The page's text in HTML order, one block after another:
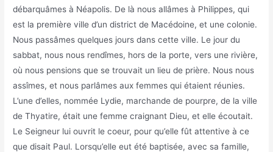
débarquâmes à Néapolis. De là nous allâmes à Philippes, qui
est la première ville d’un district de Macédoine, et une colonie.
Nous passâmes quelques jours dans cette ville. Le jour du
sabbat, nous nous rendîmes, hors de la porte, vers une rivière,
où nous pensions que se trouvait un lieu de prière. Nous nous
assîmes, et nous parlâmes aux femmes qui étaient réunies.
L’une d’elles, nommée Lydie, marchande de pourpre, de la ville
de Thyatire, était une femme craignant Dieu, et elle écoutait.
Le Seigneur lui ouvrit le coeur, pour qu’elle fût attentive à ce
que disait Paul. Lorsqu’elle eut été baptisée, avec sa famille,